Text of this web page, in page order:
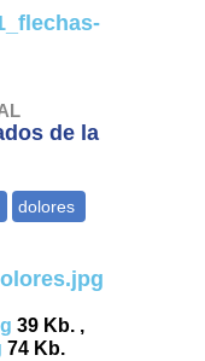
de la
39 Kb. ,
74 Kb.